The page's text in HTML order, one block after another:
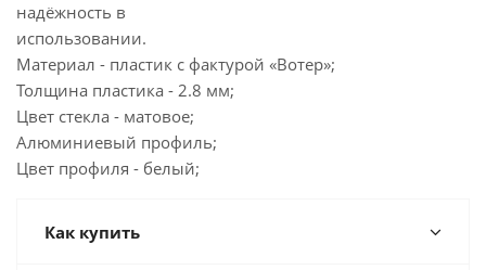
надёжность в
использовании.
Материал - пластик с фактурой «Вотер»;
Толщина пластика - 2.8 мм;
Цвет стекла - матовое;
Алюминиевый профиль;
Цвет профиля - белый;
Как купить